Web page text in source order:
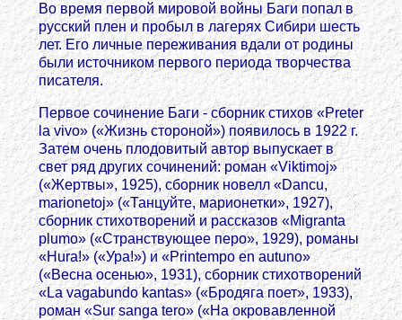
Во время первой мировой войны Баги попал в
русский плен и пробыл в лагерях Сибири шесть
лет. Его личные переживания вдали от родины
были источником первого периода творчества
писателя.
Первое сочинение Баги - сборник стихов «Preter
la vivo» («Жизнь стороной») появилось в 1922 г.
Затем очень плодовитый автор выпускает в
свет ряд других сочинений: роман «Viktimoj»
(«Жертвы», 1925), сборник новелл «Dancu,
marionetoj» («Танцуйте, марионетки», 1927),
сборник стихотворений и рассказов «Migranta
plumo» («Странствующее перо», 1929), романы
«Hura!» («Ура!») и «Printempo en autuno»
(«Весна осенью», 1931), сборник стихотворений
«La vagabundo kantas» («Бродяга поет», 1933),
роман «Sur sanga tero» («На окровавленной